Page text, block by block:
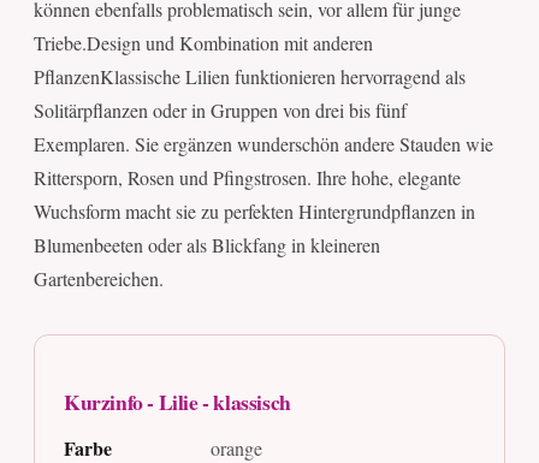
können ebenfalls problematisch sein, vor allem für junge
Triebe.Design und Kombination mit anderen
PflanzenKlassische Lilien funktionieren hervorragend als
Solitärpflanzen oder in Gruppen von drei bis fünf
Exemplaren. Sie ergänzen wunderschön andere Stauden wie
Rittersporn, Rosen und Pfingstrosen. Ihre hohe, elegante
Wuchsform macht sie zu perfekten Hintergrundpflanzen in
Blumenbeeten oder als Blickfang in kleineren
Gartenbereichen.
Kurzinfo - Lilie - klassisch
Farbe orange